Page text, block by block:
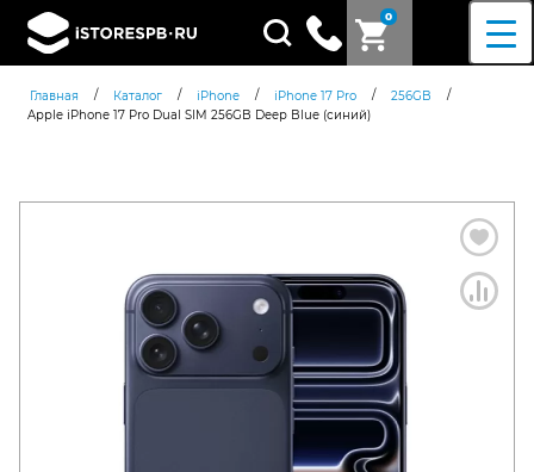
0
Поиск
товаров
Главная / Каталог / iPhone / iPhone 17 Pro / 256GB
/
Apple iPhone 17 Pro Dual SIM 256GB Deep Blue (синий)